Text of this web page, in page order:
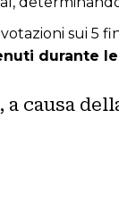
sui 5
durante
a causa